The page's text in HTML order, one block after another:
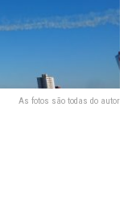
As fotos são todas do autor